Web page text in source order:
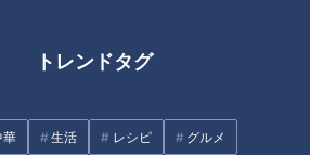
トレンドタグ
華 生活 レシピ グルメ
フー
ただ
ほぼ三重・津市だけ愛されフー
ド『やじろ』をいただきます！